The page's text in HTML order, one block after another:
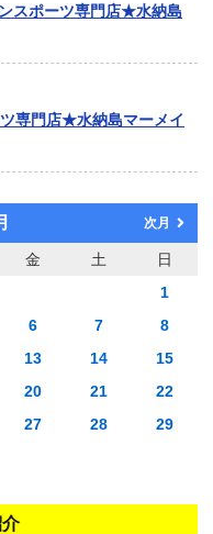
スポーツ専門店★水納島
専門店★水納島マーメイ
次月
金 土
日
1
6 7
8
13 14
15
20 21
22
27 28
29